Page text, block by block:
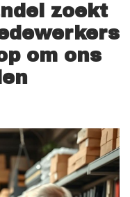
zoekt
om ons